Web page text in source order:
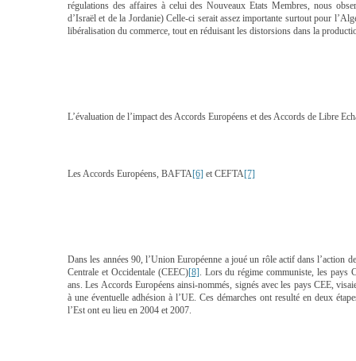
régulations des affaires à celui des Nouveaux Etats Membres, nous
d’Israël et de la Jordanie) Celle-ci serait assez importante surtout pour
libéralisation du commerce, tout en réduisant les distorsions dans la
L’évaluation de l’impact des Accords Européens et des Accords de Libre
Les Accords Européens, BAFTA[6] et CEFTA[7]
Dans les années 90, l’Union Européenne a joué un rôle actif dans l’action
Centrale et Occidentale (CEEC)[8]. Lors du régime communiste, les pays
ans. Les Accords Européens ainsi-nommés, signés avec les pays CEE,
à une éventuelle adhésion à l’UE. Ces démarches ont resulté en deux
l’Est ont eu lieu en 2004 et 2007.